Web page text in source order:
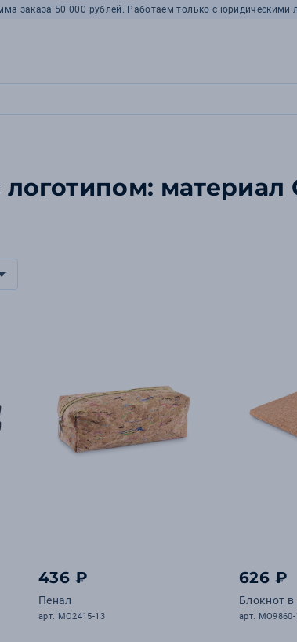
заказа 50 000 рублей. Работаем только с юридическими
материал
436 ₽
Пенал
арт. MO2415-13
626 ₽
Блокнот
арт.